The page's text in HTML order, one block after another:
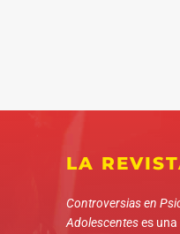
LA
Controversias en
Adolescenteses una